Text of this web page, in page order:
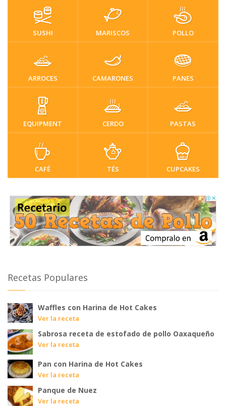
SUSHI MARISCOS POLLO
ARROCES CAMARONES PANES
EQUIPMENT CERDO PASTAS
CAFÉ TÉS CUPCAKES
Recetas Populares
Waffles con Harina de Hot Cakes
Ver la receta
Sabrosa receta de estofado de pollo Oaxaqueño
Ver la receta
Pan con Harina de Hot Cakes
Ver la receta
Panque de Nuez
Ver la receta